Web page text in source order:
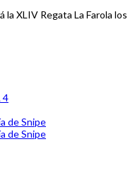
la XLIV Regata La Farola los
4
de Snipe
de Snipe